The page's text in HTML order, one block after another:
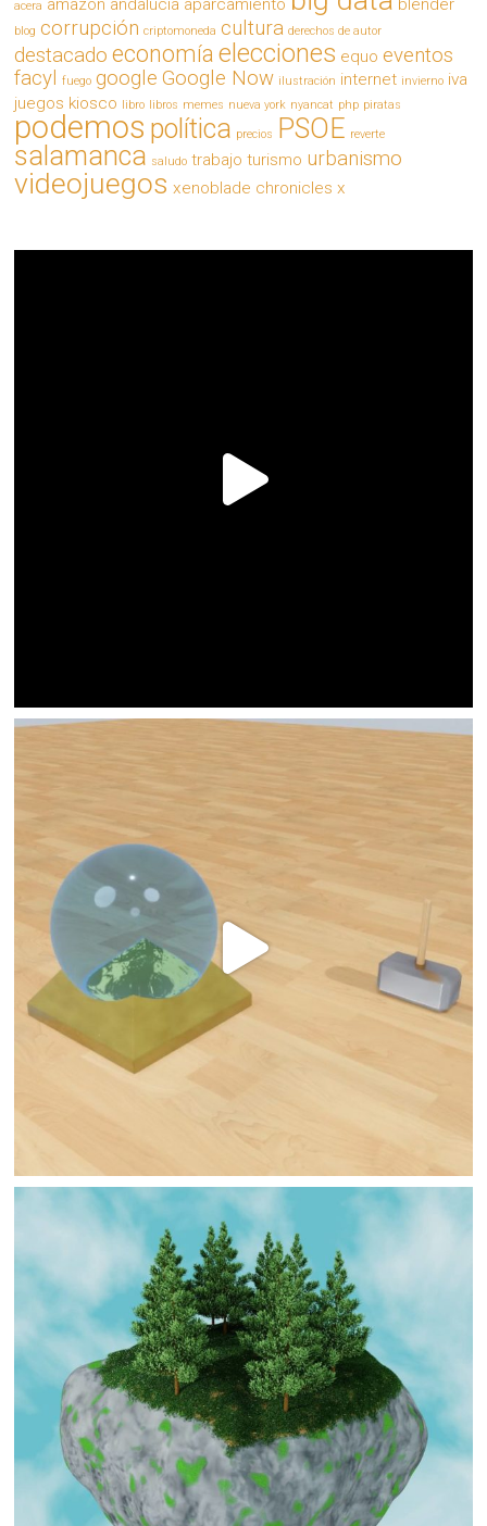
acera amazon andalucia aparcamiento blender
blog corrupción criptomoneda cultura derechos de autor
destacado economía elecciones equo eventos
facyl
fuego google Google Now ilustración internet invierno iva
juegos kiosco libro libros memes nueva york nyancat php piratas
podemos política precios PSOE reverte
salamanca saludo trabajo turismo urbanismo
videojuegos xenoblade chronicles x